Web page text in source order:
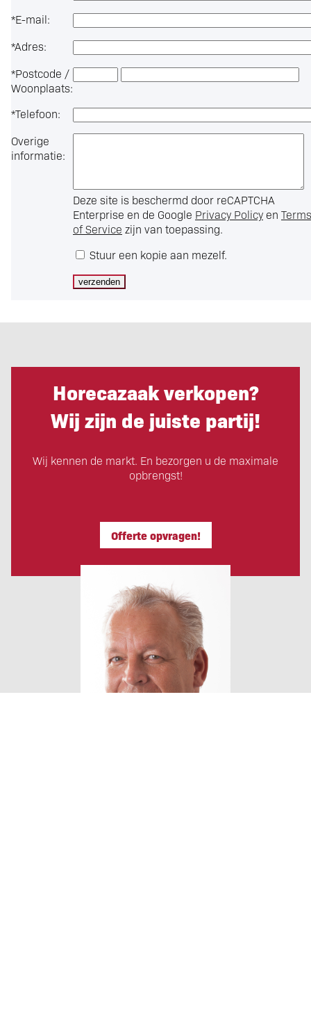
*E-mail:
*Adres:
*Postcode /
Woonplaats:
*Telefoon:
Overige
informatie:
Deze site is beschermd door reCAPTCHA
Enterprise en de Google Privacy Policy en Terms
of Service zijn van toepassing.
Stuur een kopie aan mezelf.
Horecazaak verkopen?
Wij zijn de juiste partij!
Wij kennen de markt. En bezorgen u de maximale
opbrengst!
Offerte opvragen!